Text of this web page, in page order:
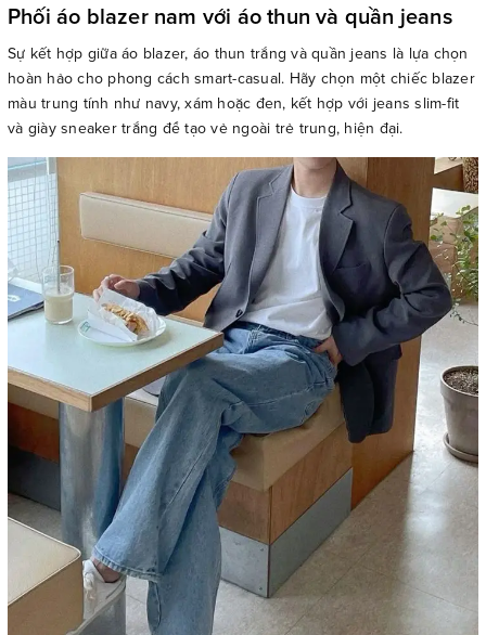
Phối áo blazer nam với áo thun và quần jeans
Sự kết hợp giữa áo blazer, áo thun trắng và quần jeans là lựa chọn
hoàn hảo cho phong cách smart-casual. Hãy chọn một chiếc blazer
màu trung tính như navy, xám hoặc đen, kết hợp với jeans slim-fit
và giày sneaker trắng để tạo vẻ ngoài trẻ trung, hiện đại.